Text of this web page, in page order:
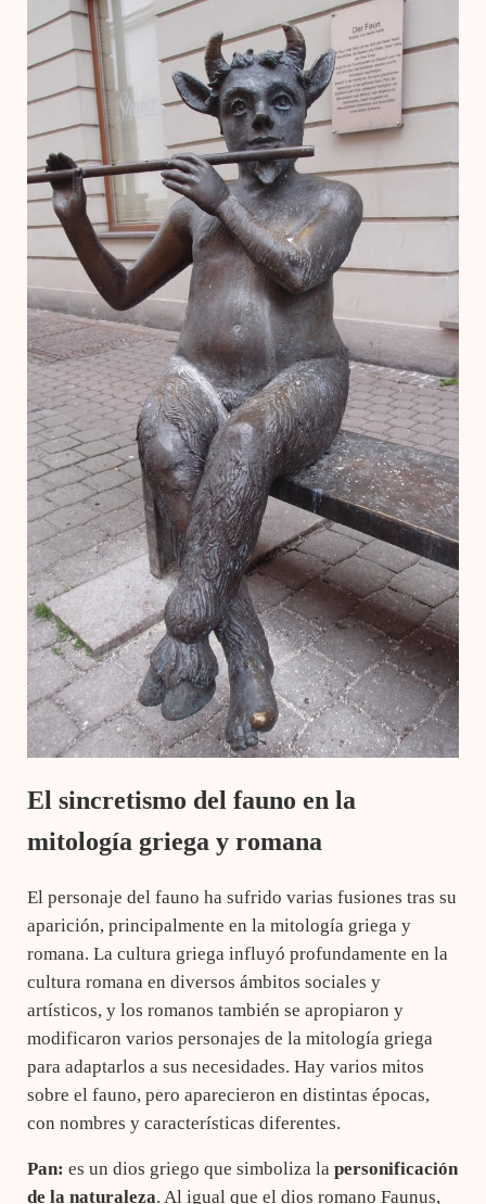
El sincretismo del fauno en la
mitología griega y romana
El personaje del fauno ha sufrido varias fusiones tras su
aparición, principalmente en la mitología griega y
romana. La cultura griega influyó profundamente en la
cultura romana en diversos ámbitos sociales y
artísticos, y los romanos también se apropiaron y
modificaron varios personajes de la mitología griega
para adaptarlos a sus necesidades. Hay varios mitos
sobre el fauno, pero aparecieron en distintas épocas,
con nombres y características diferentes.
Pan: es un dios griego que simboliza la personificación
de la naturaleza. Al igual que el dios romano Faunus,